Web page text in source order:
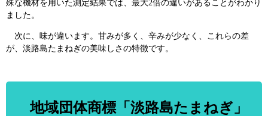
殊な機材を用いた測定結果では、最大2倍の違いがあることがわかり
ました。
次に、味が違います。甘みが多く、辛みが少なく、これらの差
が、淡路島たまねぎの美味しさの特徴です。
地域団体商標「淡路島たまねぎ」